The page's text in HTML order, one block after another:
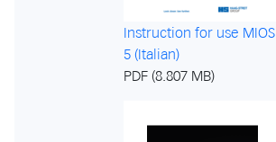
Instruction for use MIOS
5 (Italian)
PDF (8.807 MB)